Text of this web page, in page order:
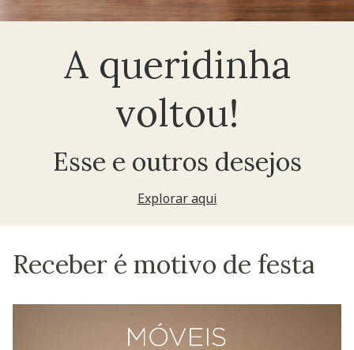
A queridinha
voltou!
Esse e outros desejos
Explorar aqui
Receber é motivo de festa